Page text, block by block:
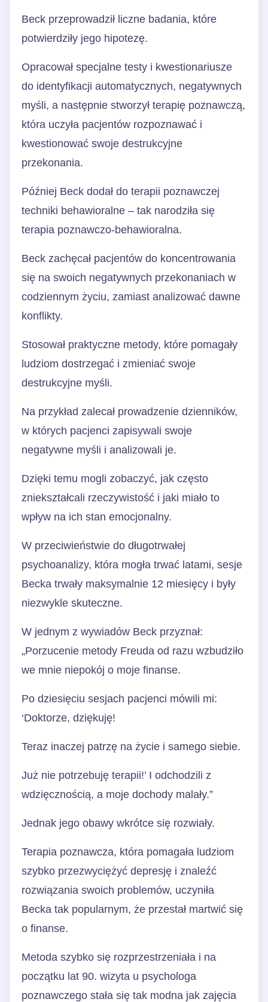
Beck przeprowadził liczne badania, które
potwierdziły jego hipotezę.
Opracował specjalne testy i kwestionariusze
do identyfikacji automatycznych, negatywnych
myśli, a następnie stworzył terapię poznawczą,
która uczyła pacjentów rozpoznawać i
kwestionować swoje destrukcyjne
przekonania.
Później Beck dodał do terapii poznawczej
techniki behawioralne – tak narodziła się
terapia poznawczo-behawioralna.
Beck zachęcał pacjentów do koncentrowania
się na swoich negatywnych przekonaniach w
codziennym życiu, zamiast analizować dawne
konflikty.
Stosował praktyczne metody, które pomagały
ludziom dostrzegać i zmieniać swoje
destrukcyjne myśli.
Na przykład zalecał prowadzenie dzienników,
w których pacjenci zapisywali swoje
negatywne myśli i analizowali je.
Dzięki temu mogli zobaczyć, jak często
zniekształcali rzeczywistość i jaki miało to
wpływ na ich stan emocjonalny.
W przeciwieństwie do długotrwałej
psychoanalizy, która mogła trwać latami, sesje
Becka trwały maksymalnie 12 miesięcy i były
niezwykle skuteczne.
W jednym z wywiadów Beck przyznał:
„Porzucenie metody Freuda od razu wzbudziło
we mnie niepokój o moje finanse.
Po dziesięciu sesjach pacjenci mówili mi:
‘Doktorze, dziękuję!
Teraz inaczej patrzę na życie i samego siebie.
Już nie potrzebuję terapii!’ I odchodzili z
wdzięcznością, a moje dochody malały.”
Jednak jego obawy wkrótce się rozwiały.
Terapia poznawcza, która pomagała ludziom
szybko przezwyciężyć depresję i znaleźć
rozwiązania swoich problemów, uczyniła
Becka tak popularnym, że przestał martwić się
o finanse.
Metoda szybko się rozprzestrzeniała i na
początku lat 90. wizyta u psychologa
poznawczego stała się tak modna jak zajęcia